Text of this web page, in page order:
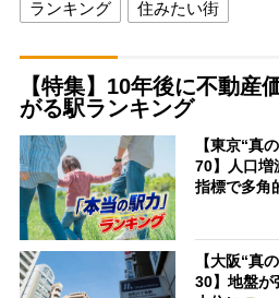
ランキング 住みたい街
【特集】10年後に不動産
がる駅ランキング
【東京“真
70】人口増
指標で多角
【大阪“真
30】地盤が